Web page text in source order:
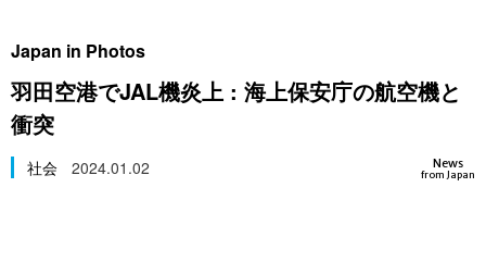
社会
文化
旅と暮らし
動画/Live
スポーツ・東京2020
Japan in Photos
羽田空港でJAL機炎上 : 海上保安庁の航空機と
衝突
News
from Japan
社会 2024.01.02